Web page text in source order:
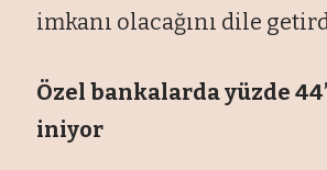
imkanı olacağını dile
Özel bankalarda yüzde
iniyor